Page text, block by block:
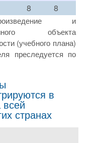
8 8
и
объекта
(учебного плана)
преследуется по
в
странах